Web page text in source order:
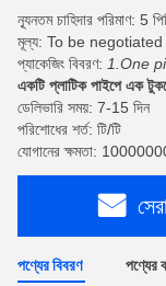
ন্যূনতম চাহিদার পরিমাণ: 5
মূল্য: To be negotiated
প্যাকেজিং বিবরণ: 1.One
একটি প্লাটিক পাইপে এক
ডেলিভারি সময়: 7-15 দিন
পরিশোধের শর্ত: টি/টি
যোগানের ক্ষমতা:
পণ্যের বিবরণ পণ্যের